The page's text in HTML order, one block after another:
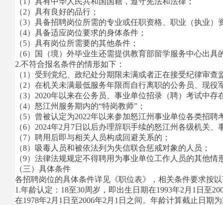
（2）具有良好的品行；
（3）具备招聘岗位所需的专业或任职资格、职业（执业）
（4）具备适应岗位要求的身体条件；
（5）具有岗位所需要的其他条件；
（6）国（境）外毕业生还需提供教育部留学服务中心出
2.不符合报名条件的情形如下：
（1）受到党纪、政纪处分期限未满或者正在接受纪律审
（2）在机关未满最低服务年限而自行离职的公务员、现役
（3）2020年以来在公务员、事业单位招录（聘）考试中
（4）怒江州服务期内的“特岗教师”；
（5）曾被认定为2022年以来参加怒江州事业单位各类招
（6）2024年2月7日以后办理辞职手续的怒江州各级机关、
（7）聘用后即与相关人员构成回避关系的；
（8）吸毒人员和被依法列为失信联合惩戒对象的人员；
（9）法律法规规定不得聘用为事业单位工作人员的其他情
（三）具体条件
各招聘岗位的具体条件详见《职位表》，相关条件要求按
1.年龄认定：18至30周岁，即出生日期在1993年2月1日至
在1978年2月1日至2006年2月1日之间。年龄计算截止日期